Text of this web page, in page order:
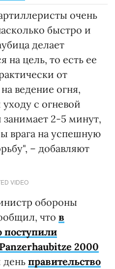
очень
быстро и
делает
на цель, то есть ее
от
ведение огня,
с огневой
2-5 минут,
врага на успешную
– добавляют
VIDEO
обороны
что в
поступили
2000
правительство